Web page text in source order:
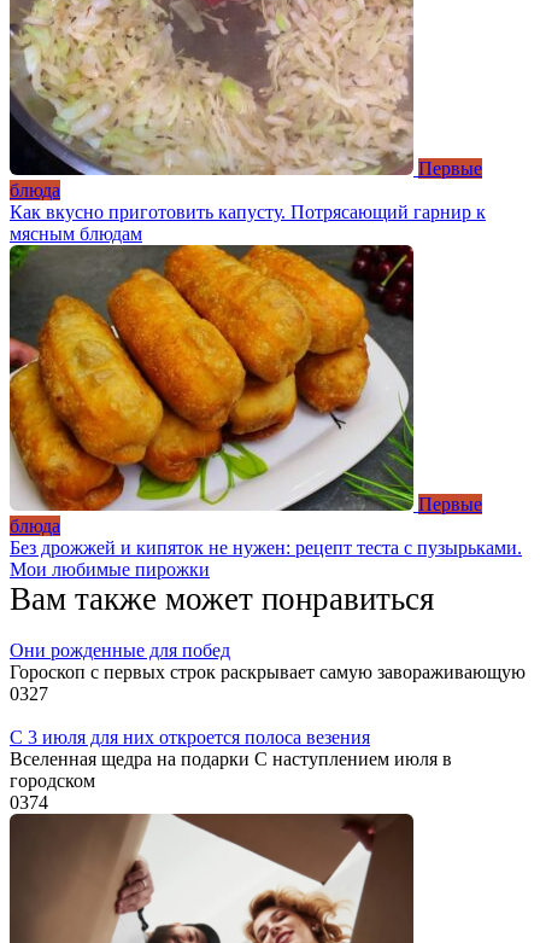
Первые
блюда
Как вкусно приготовить капусту. Потрясающий гарнир к
мясным блюдам
Первые
блюда
Без дрожжей и кипяток не нужен: рецепт теста с пузырьками.
Мои любимые пирожки
Вам также может понравиться
Они рожденные для побед
Гороскоп с первых строк раскрывает самую завораживающую
0327
С 3 июля для них откроется полоса везения
Вселенная щедра на подарки С наступлением июля в
городском
0374